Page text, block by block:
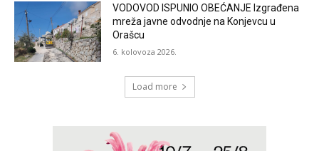
VODOVOD ISPUNIO OBEĆANJE Izgrađena
mreža javne odvodnje na Konjevcu u
Orašcu
6. kolovoza 2026.
Load more